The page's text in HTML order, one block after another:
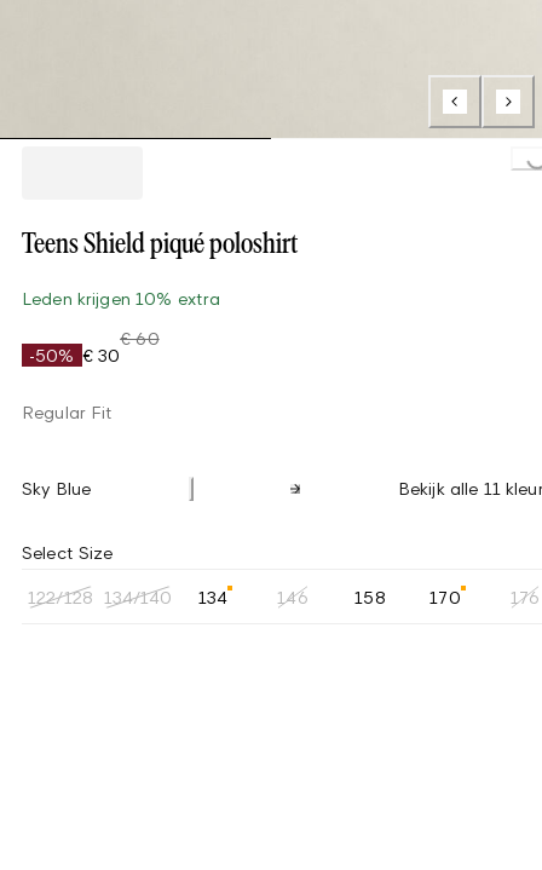
Teens Shield piqué poloshirt
Leden krijgen 10% extra
-50% € 30
€ 60
Regular Fit
Sky Blue Bekijk alle 11
Select Size
122/128 134/140 134 146 158 170 176